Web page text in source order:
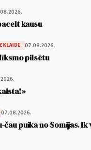
kausu
07.08.2026.
pilsētu
07.08.2026.
čau puika no Somijas. Ik